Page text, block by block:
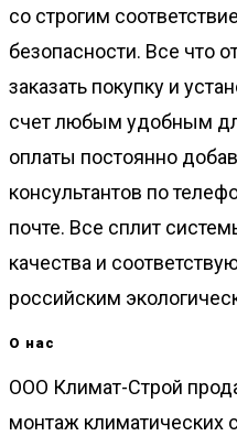
со строгим
безопасности. Все что
заказать покупку и
счет любым удобным
оплаты постоянно
консультантов по
почте. Все сплит
качества и
российским
О нас
ООО Климат-Строй
монтаж климатических